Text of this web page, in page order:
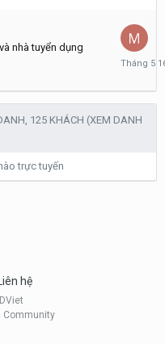
2020
nhà tuyển dụng
Tháng
16
125 KHÁCH (XEM DANH
trực tuyến
Liên hệ
Community